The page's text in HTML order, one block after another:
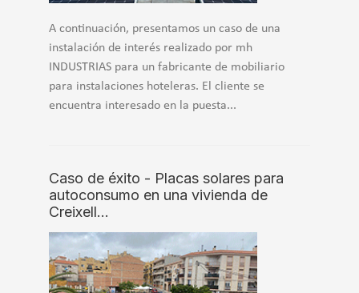
A continuación, presentamos un caso de una
instalación de interés realizado por mh
INDUSTRIAS para un fabricante de mobiliario
para instalaciones hoteleras. El cliente se
encuentra interesado en la puesta...
Caso de éxito - Placas solares para
autoconsumo en una vivienda de
Creixell…